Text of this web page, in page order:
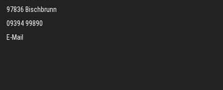
97836 Bischbrunn
09394 99890
E-Mail